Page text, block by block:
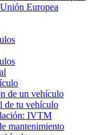
Europea
de un vehículo
de tu vehículo
IVTM
mantenimiento